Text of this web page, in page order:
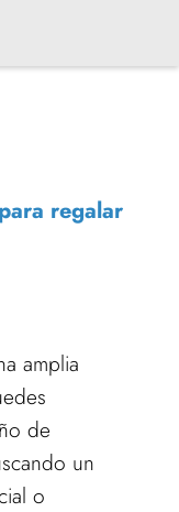
regalar
amplia
de
un
o